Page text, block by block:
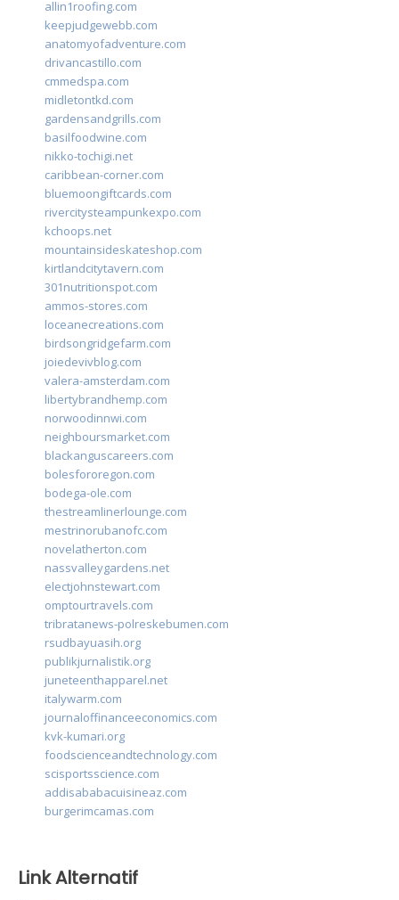
allin1roofing.com
keepjudgewebb.com
anatomyofadventure.com
drivancastillo.com
cmmedspa.com
midletontkd.com
gardensandgrills.com
basilfoodwine.com
nikko-tochigi.net
caribbean-corner.com
bluemoongiftcards.com
rivercitysteampunkexpo.com
kchoops.net
mountainsideskateshop.com
kirtlandcitytavern.com
301nutritionspot.com
ammos-stores.com
loceanecreations.com
birdsongridgefarm.com
joiedevivblog.com
valera-amsterdam.com
libertybrandhemp.com
norwoodinnwi.com
neighboursmarket.com
blackanguscareers.com
bolesfororegon.com
bodega-ole.com
thestreamlinerlounge.com
mestrinorubanofc.com
novelatherton.com
nassvalleygardens.net
electjohnstewart.com
omptourtravels.com
tribratanews-polreskebumen.com
rsudbayuasih.org
publikjurnalistik.org
juneteenthapparel.net
italywarm.com
journaloffinanceeconomics.com
kvk-kumari.org
foodscienceandtechnology.com
scisportsscience.com
addisababacuisineaz.com
burgerimcamas.com
Link Alternatif